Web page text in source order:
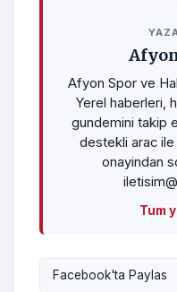
Afyon Spor ve
Yerel haberleri,
gundemini takip
destekli arac
onayindan
Tum
Facebook'ta Paylas